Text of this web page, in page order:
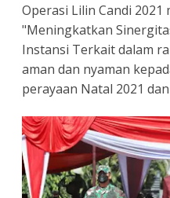
Operasi Lilin Candi 2021
"Meningkatkan
Instansi Terkait dalam
aman dan nyaman
perayaan Natal 2021